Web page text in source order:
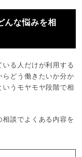
んな悩みを相
る人だけが利用する
どう働きたいか分か
うモヤモヤ段階で相
談でよくある内容を